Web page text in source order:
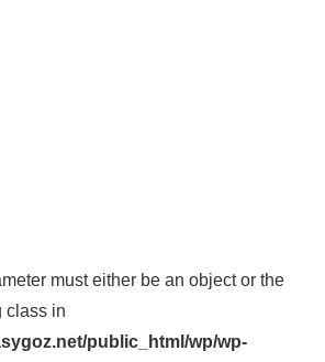
must either be an object or the
class in
public_html/wp/wp-